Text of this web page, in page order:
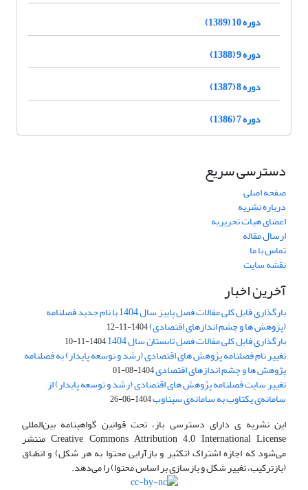
دوره 10 (1389)
دوره 9 (1388)
دوره 8 (1387)
دوره 7 (1386)
دسترسی سریع
صفحه اصلی
درباره نشریه
اعضای هیات تحریریه
ارسال مقاله
تماس با ما
نقشه سایت
آخرین اخبار
بارگذاری فایل کلی مقالات فصل پاییز سال 1404 با نام جدید فصلنامه
(پژوهش ها و چشم اندازهای اقتصادی)1404-11-12
بارگذاری فایل کلی مقالات فصل تابستان سال 1404 1404-11-10
تغییر نام فصلنامه پژوهش های اقتصادی (رشد و توسعه پایدار) به فصلنامه
پژوهش ها و چشم اندازهای اقتصادی1404-08-01
تغییر سایت فصلنامه پژوهش های اقتصادی (رشد و توسعه پایدار) از
سامانه‌ی یکتاوب به سامانه‌ی سیناوب1404-06-26
این نشریه ی دارای دسترسی باز، تحت قوانین گواهینامه بین‌المللی
Creative Commons Attribution 4.0 International License منتشر
می‌شود که اجازه اشتراک (تکثیر و بازآرایی محتوا به هر شکل) و انطباق
(بازترکیب، تغییر شکل و بازسازی بر اساس محتوا) را می‌دهد.